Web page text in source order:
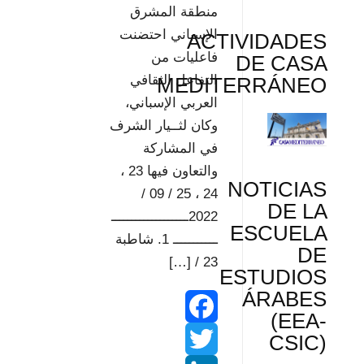
s
s
منطقة المشرق
الإسباني احتضنت
فاعليات من
التفاعل الثقافي
العربي الإسباني،
وكان لثــيار الشرف
في المشاركة
والتعاون فيها 23 ،
24 ، 25 / 09 /
2022ـــــــــــــــــــ
ـــــــــــ 1. شاطبة
23 / […]
F
ACTIVIDADES
DE CASA
MEDITERRÁNEO
NOTICIAS
DE LA
ESCUELA
DE
ESTUDIOS
ÁRABES
(EEA-
CSIC)